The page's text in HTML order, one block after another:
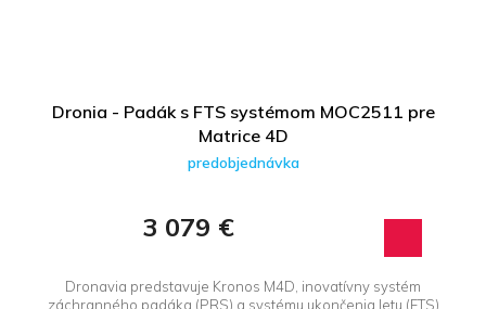
Dronia - Padák s FTS systémom MOC2511 pre
Matrice 4D
predobjednávka
3 079 €
Dronavia predstavuje Kronos M4D, inovatívny systém
záchranného padáka (PRS) a systému ukončenia letu (FTS)